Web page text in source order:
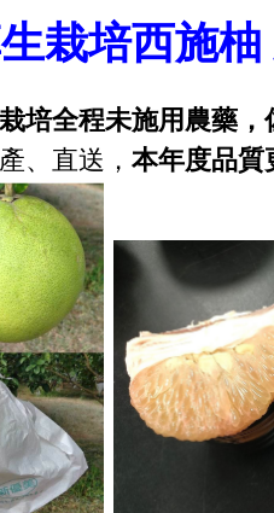
栽培西施柚
栽培全程未施用農藥，
、直送， 本年度品質